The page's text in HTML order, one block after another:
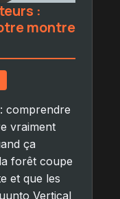
:
montre
comprendre
vraiment
ça
forêt coupe
et que les
Vertical